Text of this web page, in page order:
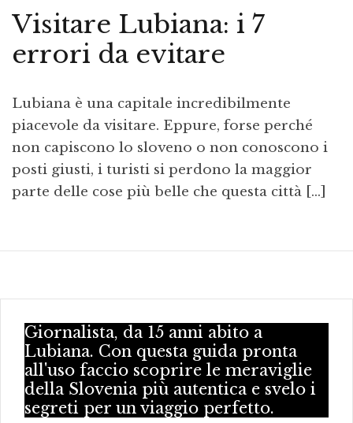
Visitare Lubiana: i 7
errori da evitare
Lubiana è una capitale incredibilmente
piacevole da visitare. Eppure, forse perché
non capiscono lo sloveno o non conoscono i
posti giusti, i turisti si perdono la maggior
parte delle cose più belle che questa città […]
Giornalista, da 15 anni abito a
Lubiana. Con questa guida pronta
all'uso faccio scoprire le meraviglie
della Slovenia più autentica e svelo i
segreti per un viaggio perfetto.